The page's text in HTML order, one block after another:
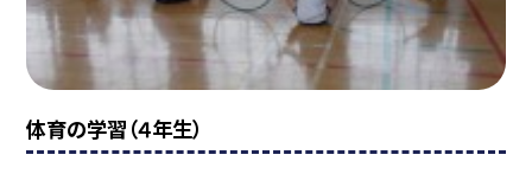
体育の学習（４年生）